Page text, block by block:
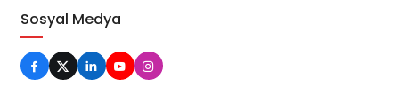
Sosyal Medya